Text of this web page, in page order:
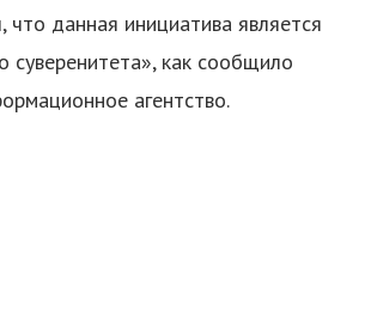
что данная инициатива является
суверенитета», как сообщило
агентство.